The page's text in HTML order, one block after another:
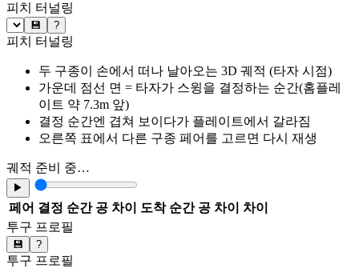
피치 터널링
💾 ?
피치 터널링
두 구종이 손에서 떠나 날아오는 3D 궤적 (타자 시점)
가운데 점선 면 = 타자가 스윙을 결정하는 순간(홈플레
이트 약 7.3m 앞)
결정 순간엔 겹쳐 보이다가 플레이트에서 갈라짐
오른쪽 표에서 다른 구종 페어를 고르면 다시 재생
궤적 준비 중…
▶
페어 결정 순간 공 차이 도착 순간 공 차이
차이
투구 프로필
💾 ?
투구 프로필